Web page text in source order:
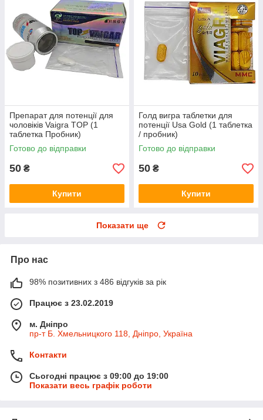
Препарат для потенції для
чоловіків Vaigra TOP (1
таблетка Пробник)
Готово до відправки
50 ₴
Купити
Голд вигра таблетки для
потенції Usa Gold (1 таблетка
/ пробник)
Готово до відправки
50 ₴
Купити
Показати ще
Про нас
98% позитивних з 486 відгуків за рік
Працює з 23.02.2019
м. Дніпро
пр-т Б. Хмельницкого 118, Дніпро, Україна
Контакти
Сьогодні працює з 09:00 до 19:00
Показати весь графік роботи